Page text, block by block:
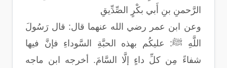
الرَّحمنِ بنِ أَبي بكْرٍ الصِّدِّيقِ
وعن ابن عمر رضي الله عنهما قال: قال رَسُولَ
اللَّهِ ﷺ: عليكُم بهذه الحبَّةِ السَّوداءِ فإنَّ فيها
شفاءً مِن كلِّ داءٍ إلَّا السَّامَ. أخرجه ابن ماجه